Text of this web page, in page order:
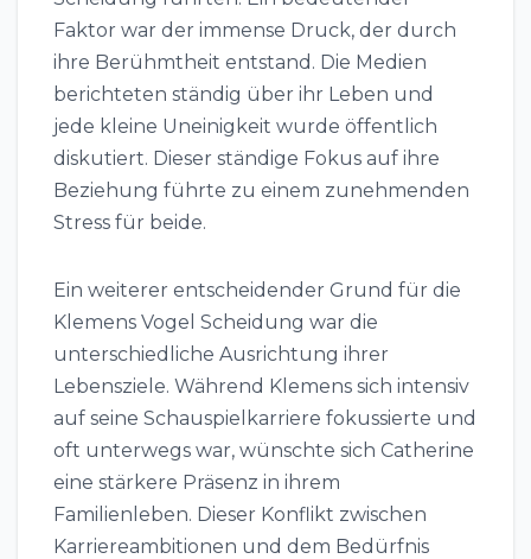
Faktor war der immense Druck, der durch
ihre Berühmtheit entstand. Die Medien
berichteten ständig über ihr Leben und
jede kleine Uneinigkeit wurde öffentlich
diskutiert. Dieser ständige Fokus auf ihre
Beziehung führte zu einem zunehmenden
Stress für beide.
Ein weiterer entscheidender Grund für die
Klemens Vogel Scheidung war die
unterschiedliche Ausrichtung ihrer
Lebensziele. Während Klemens sich intensiv
auf seine Schauspielkarriere fokussierte und
oft unterwegs war, wünschte sich Catherine
eine stärkere Präsenz in ihrem
Familienleben. Dieser Konflikt zwischen
Karriereambitionen und dem Bedürfnis